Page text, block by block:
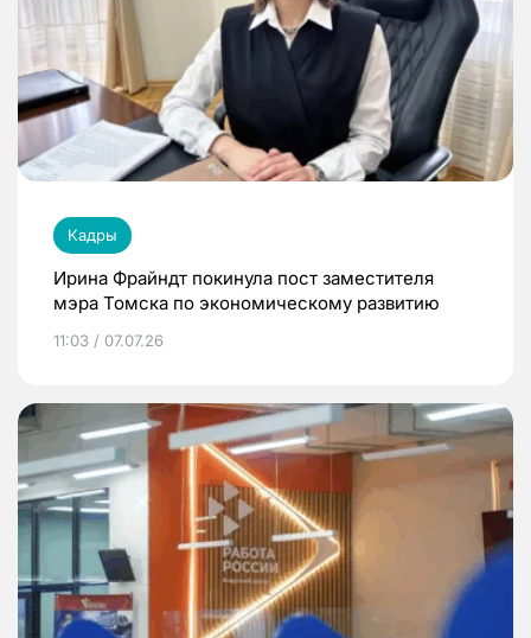
Кадры
Ирина Фрайндт покинула пост заместителя
мэра Томска по экономическому развитию
11:03 / 07.07.26